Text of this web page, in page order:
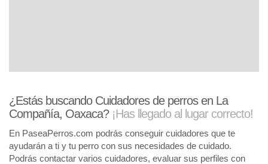
¿Estás buscando Cuidadores de perros en La
Compañía, Oaxaca? ¡Has llegado al lugar correcto!
En PaseaPerros.com podrás conseguir cuidadores que te
ayudarán a ti y tu perro con sus necesidades de cuidado.
Podrás contactar varios cuidadores, evaluar sus perfiles con